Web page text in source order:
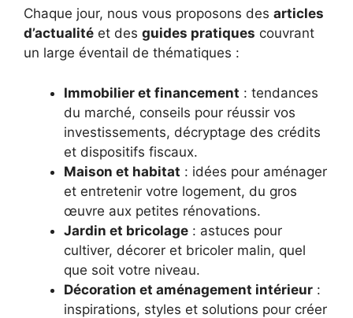
Chaque jour, nous vous proposons des articles
d’actualité et des guides pratiques couvrant
un large éventail de thématiques :
Immobilier et financement : tendances
du marché, conseils pour réussir vos
investissements, décryptage des crédits
et dispositifs fiscaux.
Maison et habitat : idées pour aménager
et entretenir votre logement, du gros
œuvre aux petites rénovations.
Jardin et bricolage : astuces pour
cultiver, décorer et bricoler malin, quel
que soit votre niveau.
Décoration et aménagement intérieur :
inspirations, styles et solutions pour créer